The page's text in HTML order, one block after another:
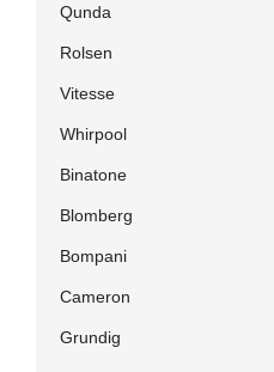
Qunda
Rolsen
Vitesse
Whirpool
Binatone
Blomberg
Bompani
Cameron
Grundig